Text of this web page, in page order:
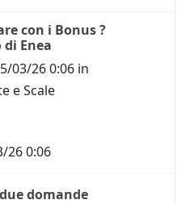
con i Bonus ?
Enea
03/26 0:06 in
e Scale
26 0:06
domande